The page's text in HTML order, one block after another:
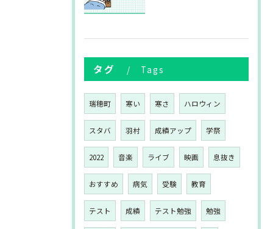
タグ Tags
瑞穂町 寒い 寒さ ハロウィン
スタバ 羽村 成績アップ 学祭
2022 音楽 ライブ 映画 息抜き
おすすめ 病気 受験 教育
テスト 成績 テスト勉強 勉強